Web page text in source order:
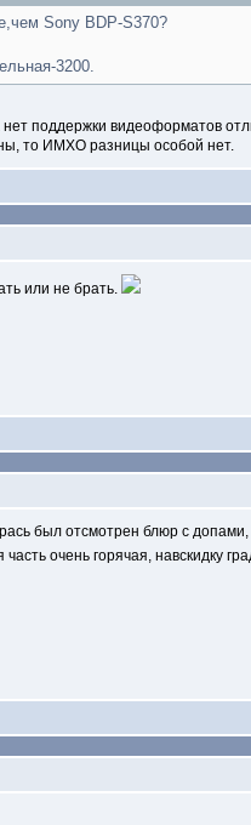
Sony BDP-S370?
3200.
поддержки видеоформатов
то ИМХО разницы особой нет.
или не брать.
был отсмотрен блюр с
очень горячая,